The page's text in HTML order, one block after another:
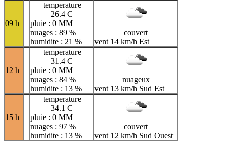
09 h
temperature
26.4 C
pluie : 0 MM
nuages : 89 %
humidite : 21 %
couvert
vent 14 km/h Est
12 h
temperature
31.4 C
pluie : 0 MM
nuages : 84 %
humidite : 13 %
nuageux
vent 13 km/h Sud Est
15 h
temperature
34.1 C
pluie : 0 MM
nuages : 97 %
humidite : 13 %
couvert
vent 12 km/h Sud Ouest